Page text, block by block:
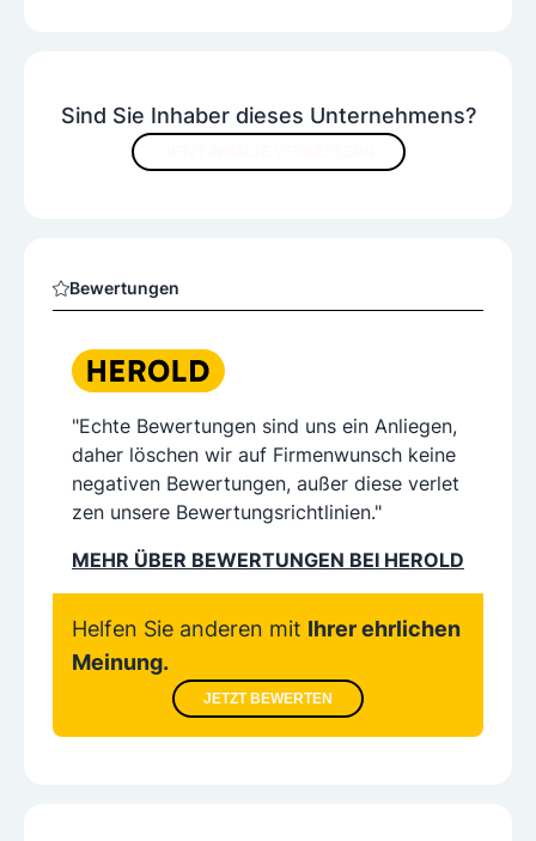
Sind Sie Inhaber dieses Unternehmens?
Bewertungen
"Echte Bewertungen sind uns ein Anliegen,
daher löschen wir auf Firmenwunsch keine
negativen Bewertungen, außer diese verlet
zen unsere Bewertungsrichtlinien."
MEHR ÜBER BEWERTUNGEN BEI HEROLD
Helfen Sie anderen mit Ihrer ehrlichen
Meinung.
JETZT BEWERTEN